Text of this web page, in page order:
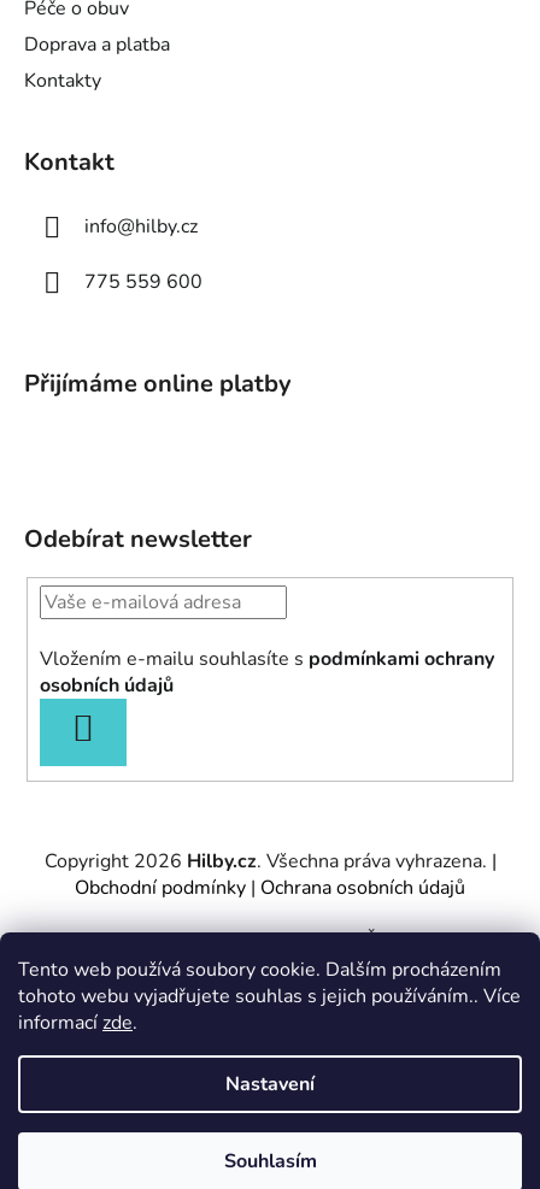
Tento web používá soubory cookie. Dalším procházením
tohoto webu vyjadřujete souhlas s jejich používáním.. Více
informacízde.
Nastavení
Souhlasím
Péče o obuv
Doprava a platba
Kontakty
Kontakt
info@hilby.cz
775 559 600
Přijímáme online platby
Odebírat newsletter
Vložením e-mailu souhlasíte s podmínkami ochrany
osobních údajů
SE
Vytvořil Shoptet&PekneWeby
Copyright 2026 Hilby.cz. Všechna práva vyhrazena. |
Obchodní podmínky | Ochrana osobních údajů
Provozovatel e-shopu: Hilby CZ s.r.o., IČ: 27467317, se
sídlem Soukenická 2082/7,11000 Praha 1 – Nové
Město.
Společnost je zapsána u Městského soudu v Praze -